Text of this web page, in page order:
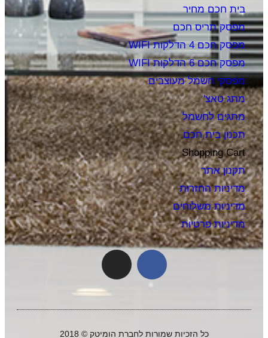
בית חכם מחיר
מפסק תריס חכם
מפסק חכם 4 הדלקות WIFI
מפסק חכם 6 הדלקות WIFI
מפסקי חשמל מעוצבים
מתג טאצ'
מתגים לחשמל
תכנון בית חכם
Shopping Cart
תקנון אתר
מדיניות החזרות
מדיניות משלוחים
מדיניות פרטיות
כל הזכיות שמורות לחברת הומיטק © 2018